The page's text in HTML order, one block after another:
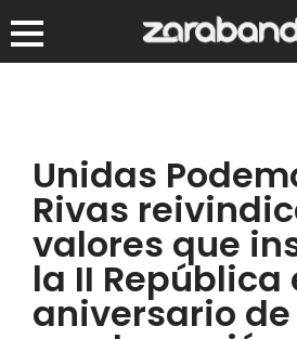
Unidas
Rivas
valores que
la II República
aniversario de